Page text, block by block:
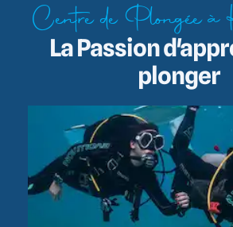
Centre de Plongée
La Passion
plonger